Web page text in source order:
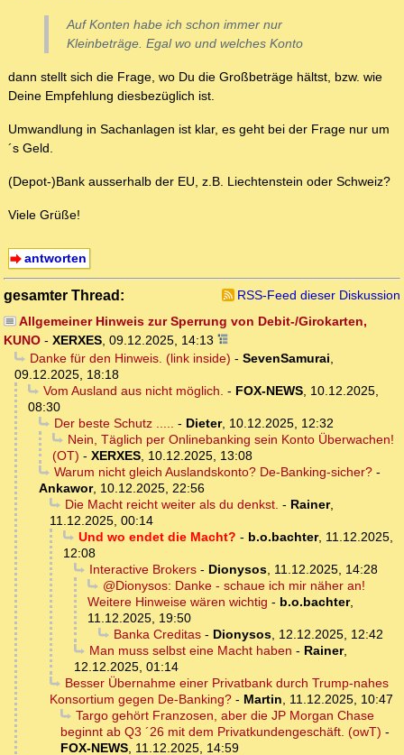
Auf Konten habe ich schon immer nur
Kleinbeträge. Egal wo und welches Konto
dann stellt sich die Frage, wo Du die Großbeträge hältst, bzw. wie
Deine Empfehlung diesbezüglich ist.
Umwandlung in Sachanlagen ist klar, es geht bei der Frage nur um
´s Geld.
(Depot-)Bank ausserhalb der EU, z.B. Liechtenstein oder Schweiz?
Viele Grüße!
antworten
gesamter Thread:
RSS-Feed dieser Diskussion
Allgemeiner Hinweis zur Sperrung von Debit-/Girokarten,
KUNO - XERXES, 09.12.2025, 14:13
Danke für den Hinweis. (link inside) - SevenSamurai,
09.12.2025, 18:18
Vom Ausland aus nicht möglich. - FOX-NEWS, 10.12.2025,
08:30
Der beste Schutz ..... - Dieter, 10.12.2025, 12:32
Nein, Täglich per Onlinebanking sein Konto Überwachen!
(OT) - XERXES, 10.12.2025, 13:08
Warum nicht gleich Auslandskonto? De-Banking-sicher?-
Ankawor, 10.12.2025, 22:56
Die Macht reicht weiter als du denkst. - Rainer,
11.12.2025, 00:14
Und wo endet die Macht? - b.o.bachter, 11.12.2025,
12:08
Interactive Brokers- Dionysos, 11.12.2025, 14:28
@Dionysos: Danke - schaue ich mir näher an!
Weitere Hinweise wären wichtig - b.o.bachter,
11.12.2025, 19:50
Banka Creditas- Dionysos, 12.12.2025, 12:42
Man muss selbst eine Macht haben - Rainer,
12.12.2025, 01:14
Besser Übernahme einer Privatbank durch Trump-nahes
Konsortium gegen De-Banking? - Martin, 11.12.2025, 10:47
Targo gehört Franzosen, aber die JP Morgan Chase
beginnt ab Q3 ´26 mit dem Privatkundengeschäft. (owT) -
FOX-NEWS, 11.12.2025, 14:59